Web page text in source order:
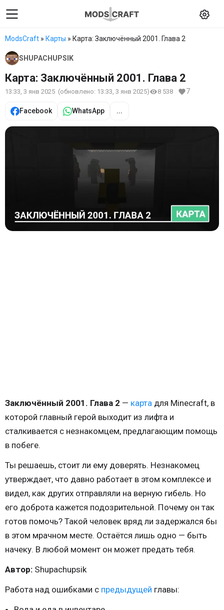
ModsCraft » Карты » Карта: Заключённый 2001. Глава 2
SHUPACHUPSIK
Карта: Заключённый 2001. Глава 2
13:33, 3 янв 2025 (обновлено: 13:33, 3 янв 2025) 8 538 7
Facebook WhatsApp ...
Заключённый 2001. Глава 2 — карта для Minecraft, в
которой главный герой выходит из лифта и
сталкивается с незнакомцем, предлагающим помощь
в побеге.
Ты решаешь, стоит ли ему доверять. Незнакомец
утверждает, что давно работает в этом комплексе и
видел, как других отправляли на верную гибель. Но
его доброта кажется подозрительной. Почему он так
готов помочь? Такой человек вряд ли задержался бы
в этом мрачном месте. Остаётся лишь одно — быть
начеку. В любой момент он может предать тебя.
Автор: Shupachupsik
Работа над ошибками с предыдущей главы: